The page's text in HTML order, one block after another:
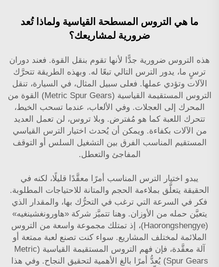
ما هي التروس المسطحة القياسية ولماذا تُعد
ضرورية لمشاريعك؟
هذه التروس ضرورية جدًّا لأنها تقوم بنقل القوة. فعند دوران
ترسٍ ما، يدور الترس التالي تبعًا له. وبهذه الطريقة تتحرَّك
الآلات وتؤدي عملها. فعلى سبيل المثال، في السيارة، تنقل
التروس المستقيمة القياسية (Metric Spur Gears) القوة من
المحرك إلى العجلات. وفي الألعاب، عندما تسحب الخيط،
تتحرك اللعبة كما هو مُفترض. وبلا تروس، لن تعمل العديد
من الآلات بكفاءة. ويمكن أن يُحدث اختيار الترس القياسي
المستقيم المناسب الفرق بين التشغيل السلس أو التوقف
المفاجئ والتعطل.
يبدو اختيار الترس المناسب أمرًا معقَّدًا قليلًا، لكنه في
الحقيقة يتعلَّق بملاءمة الحجم والمتانة للاحتياجات المطلوبة.
فكر في السرعة التي ترغب في التحرُّك بها، والمقدار الذي
يتعيَّن حمله من الأوزان. وهنا تتميَّز شركة «هاورونغشينغيه»
(Haorongshengye)، إذ تمتلك مجموعة واسعة من التروس
الملائمة لمختلف المشاريع. سواء كنت تصنع لعبة ممتعة أو
آلة معقَّدة، فإن فهم التروس المستقيمة القياسية (Metric
Spur Gears) يُعدُّ أمرًا بالغ الأهمية لتحقيق النجاح. وفي هذا